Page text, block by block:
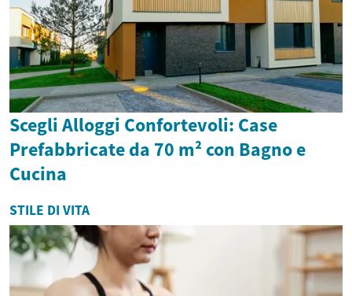
Scegli Alloggi Confortevoli: Case
Prefabbricate da 70 m² con Bagno e
Cucina
STILE DI VITA